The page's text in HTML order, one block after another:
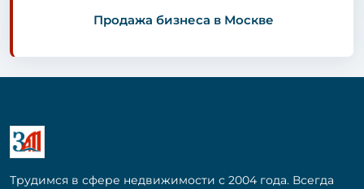
Продажа бизнеса в Москве
Трудимся в сфере недвижимости с 2004 года. Всегда